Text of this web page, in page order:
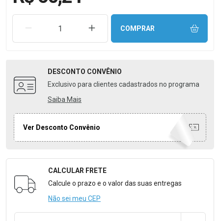
REMOVER UMA UNIDADEAUMENTAR UMA UNIDADE
COMPRAR
DESCONTO CONVÊNIO
Exclusivo para clientes cadastrados no programa
Saiba Mais
Ver Desconto Convênio
Formulário para Calcular o Frete
CALCULAR FRETE
Calcule o prazo e o valor das suas entregas
Não sei meu CEP